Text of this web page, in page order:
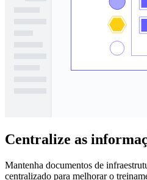
Centralize as
Mantenha documentos de
centralizado para melhorar o